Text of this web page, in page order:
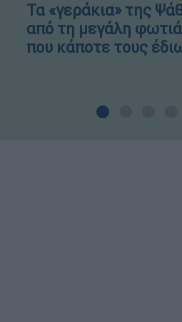
Τα «γεράκια» της
από τη μεγάλη φωτιά
που κάποτε τους